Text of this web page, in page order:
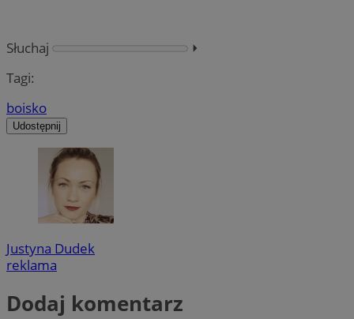
Słuchaj
⏵︎
Tagi:
boisko
Udostępnij
Justyna Dudek
reklama
Dodaj komentarz